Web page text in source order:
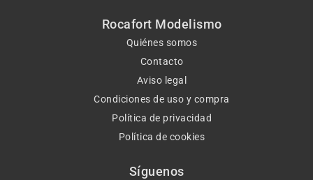
Rocafort Modelismo
Quiénes somos
Contacto
Aviso legal
Condiciones de uso y compra
Política de privacidad
Política de cookies
Síguenos